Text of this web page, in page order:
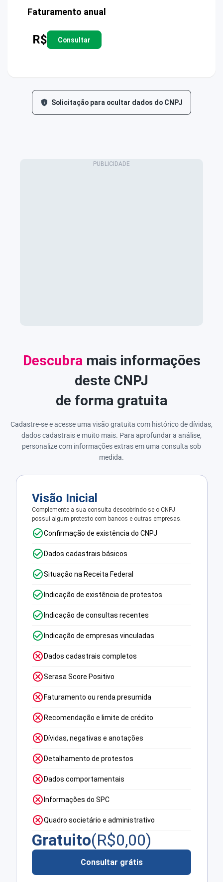
Faturamento anual
R$ Consultar
Solicitação para ocultar dados do CNPJ
Descubramais informações
deste CNPJ
de forma gratuita
Cadastre-se e acesse uma visão gratuita com histórico de dívidas,
dados cadastrais e muito mais. Para aprofundar a análise,
personalize com informações extras em uma consulta sob
medida.
Visão Inicial
Complemente a sua consulta descobrindo se o CNPJ
possui algum protesto com bancos e outras empresas.
Confirmação de existência do CNPJ
Dados cadastrais básicos
Situação na Receita Federal
Indicação de existência de protestos
Indicação de consultas recentes
Indicação de empresas vinculadas
Dados cadastrais completos
Serasa Score Positivo
Faturamento ou renda presumida
Recomendação e limite de crédito
Dívidas, negativas e anotações
Detalhamento de protestos
Dados comportamentais
Informações do SPC
Quadro societário e administrativo
Gratuito(R$0,00)
Consultar grátis